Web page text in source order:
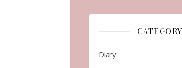
CATEGORY
Diary